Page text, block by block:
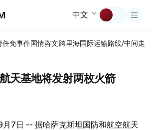
中文
任免事件国情咨文跨里海国际运输路线/中间走廊
天基地将发射两枚火箭
7日 -- 据哈萨克斯坦国防和航空航天